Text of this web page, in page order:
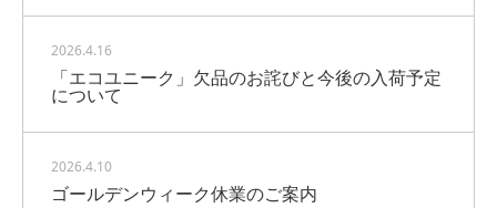
2026.4.16
「エコユニーク」欠品のお詫びと今後の入荷予定
について
2026.4.10
ゴールデンウィーク休業のご案内